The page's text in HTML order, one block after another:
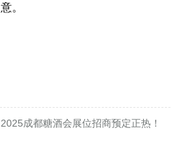
。
成都糖酒会展位招商预定正热！